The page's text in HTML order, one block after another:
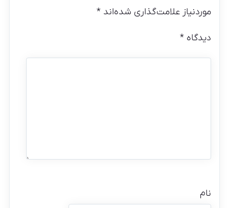
موردنیاز علامت‌گذاری شده‌اند*
دیدگاه*
نام